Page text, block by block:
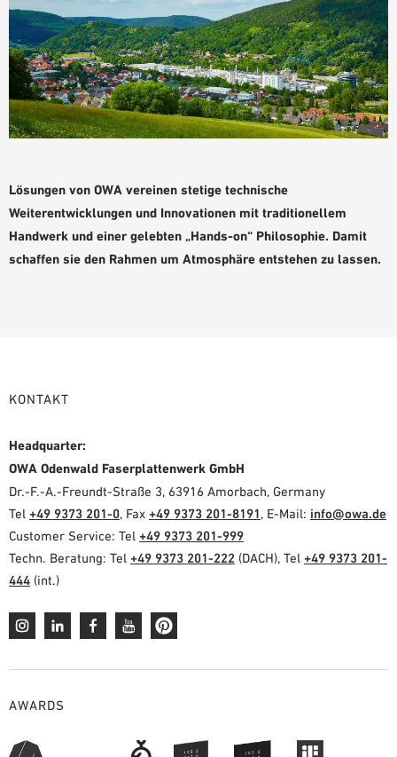
Lösungen von OWA vereinen stetige technische
Weiterentwicklungen und Innovationen mit traditionellem
Handwerk und einer gelebten „Hands-on“ Philosophie. Damit
schaffen sie den Rahmen um Atmosphäre entstehen zu lassen.
KONTAKT
Headquarter:
OWA Odenwald Faserplattenwerk GmbH
Dr.-F.-A.-Freundt-Straße 3, 63916 Amorbach, Germany
Tel +49 9373 201-0, Fax +49 9373 201-8191, E-Mail: info@owa.de
Customer Service: Tel +49 9373 201-999
Techn. Beratung: Tel +49 9373 201-222 (DACH), Tel +49 9373 201-
444 (int.)
AWARDS